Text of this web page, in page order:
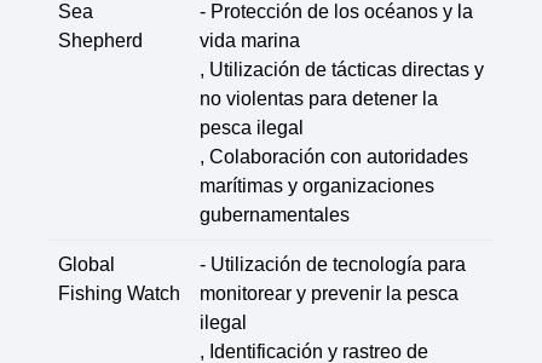
Sea
Shepherd
- Protección de los océanos y la
vida marina
, Utilización de tácticas directas y
no violentas para detener la
pesca ilegal
, Colaboración con autoridades
marítimas y organizaciones
gubernamentales
Global
Fishing Watch
- Utilización de tecnología para
monitorear y prevenir la pesca
ilegal
, Identificación y rastreo de